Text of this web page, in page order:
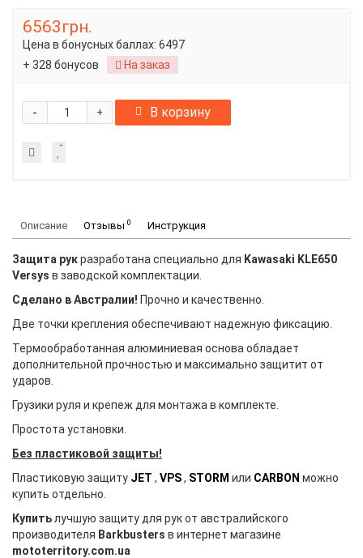
6563грн.
Цена в бонусных баллах: 6497
+ 328 бонусов
На заказ
+
- В корзину
Описание Отзывы 0 Инструкция
Защита рукразработана специально для Kawasaki KLE650
Versys в заводской комплектации.
Сделано в Австралии! Прочно и качественно.
Две точки крепления обеспечивают надежную фиксацию.
Термообработанная алюминиевая основа обладает
дополнительной прочностью и максимально защитит от
ударов.
Грузики руля и крепеж для монтажа в комплекте.
Простота установки.
Без пластиковой защиты!
Пластиковую защиту JET , VPS, STORM или CARBON можно
купить отдельно.
Купитьлучшую защиту для рук от австралийского
производителя Barkbusters в интернет магазине
mototerritory.com.ua